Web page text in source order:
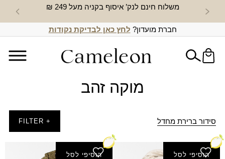
משלוח חינם לנק’ איסוף בקניה מעל 249 ₪ חדש
חברת מועדון? לחץ כאן לבדיקת נקודות
מוקה זהב
סידור ברירת מחדל + FILTER
הוסיפי לסל הוסיפי לסל